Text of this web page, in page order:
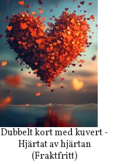
Dubbelt kort med kuvert -
Hjärtat av hjärtan
(Fraktfritt)